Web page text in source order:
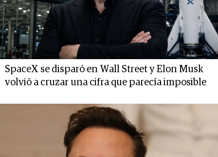
SpaceX se disparó en Wall Street y Elon Musk
volvió a cruzar una cifra que parecía imposible